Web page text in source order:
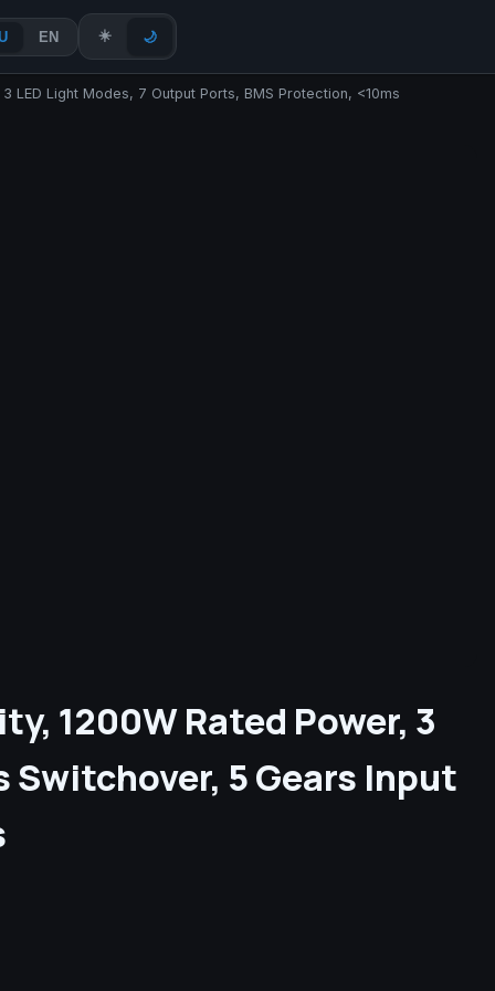
EN ☀️ 🌙
LED Light Modes, 7 Output Ports, BMS Protection, <10ms
1200W Rated Power, 3
5 Gears Input